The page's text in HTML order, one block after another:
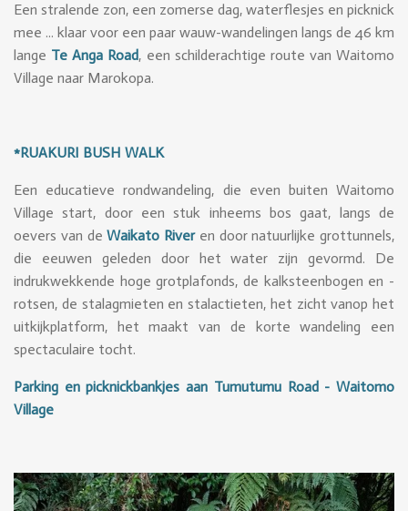
Een stralende zon, een zomerse dag, waterflesjes en picknick
mee ... klaar voor een paar wauw-wandelingen langs de 46 km
lange Te Anga Road, een schilderachtige route van Waitomo
Village naar Marokopa.
*RUAKURI BUSH WALK
Een educatieve rondwandeling, die even buiten Waitomo
Village start, door een stuk inheems bos gaat, langs de
oevers van deWaikato River en door natuurlijke grottunnels,
die eeuwen geleden door het water zijn gevormd. De
indrukwekkende hoge grotplafonds, de kalksteenbogen en -
rotsen, de stalagmieten en stalactieten, het zicht vanop het
uitkijkplatform, het maakt van de korte wandeling een
spectaculaire tocht.
Parking en picknickbankjes aan Tumutumu Road - Waitomo
Village